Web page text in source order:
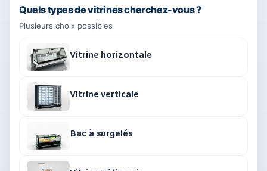
Quels types de vitrines cherchez-vous ?
Plusieurs choix possibles
Vitrine horizontale
Vitrine verticale
Bac à surgelés